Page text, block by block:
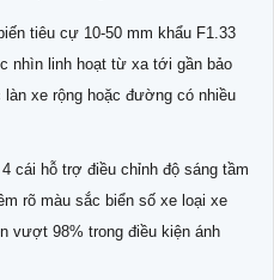
tiêu cự 10-50 mm khẩu F1.33
nhìn linh hoạt từ xa tới gần bảo
xe rộng hoặc đường có nhiều
cái hỗ trợ điều chỉnh độ sáng tầm
rõ màu sắc biển số xe loại xe
vượt 98% trong điều kiện ánh